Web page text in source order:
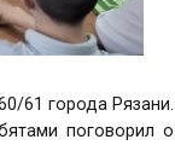
61 города Рязани.
поговорил о